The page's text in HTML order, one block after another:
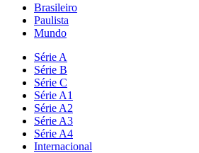
Brasileiro
Paulista
Mundo
Série A
Série B
Série C
Série A1
Série A2
Série A3
Série A4
Internacional